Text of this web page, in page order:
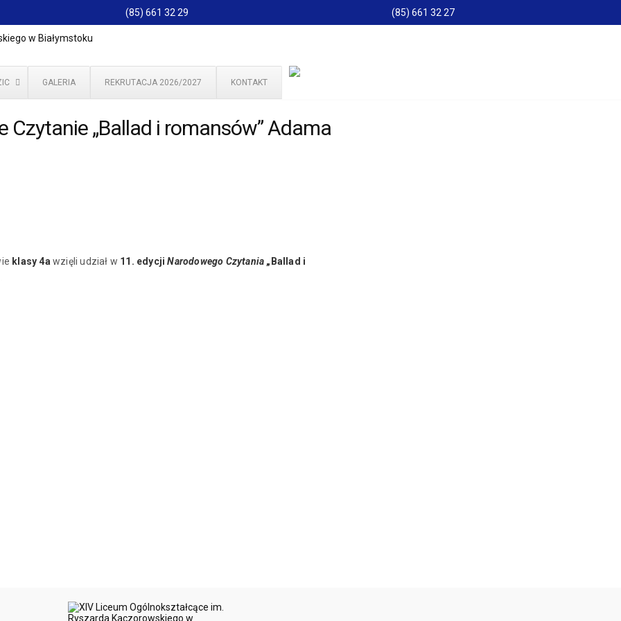
(85) 661 32 29 (85) 661 32 27
GALERIA REKRUTACJA 2026/2027 KONTAKT
Czytanie „Ballad i romansów” Adama
klasy 4awzięli udział w 11. edycjiNarodowego Czytania „Ballad i